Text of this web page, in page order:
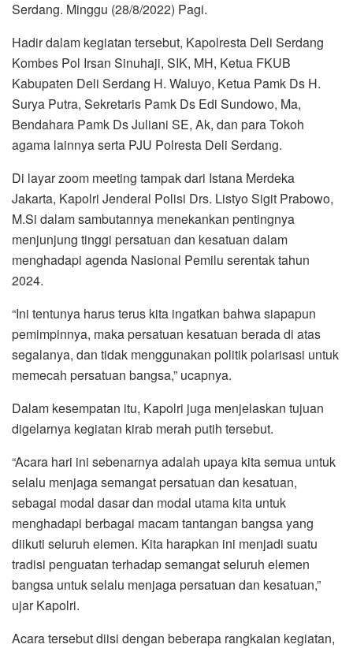
Serdang. Minggu (28/8/2022) Pagi.
Hadir dalam kegiatan tersebut, Kapolresta Deli Serdang
Kombes Pol Irsan Sinuhaji, SIK, MH, Ketua FKUB
Kabupaten Deli Serdang H. Waluyo, Ketua Pamk Ds H.
Surya Putra, Sekretaris Pamk Ds Edi Sundowo, Ma,
Bendahara Pamk Ds Juliani SE, Ak, dan para Tokoh
agama lainnya serta PJU Polresta Deli Serdang.
Di layar zoom meeting tampak dari Istana Merdeka
Jakarta, Kapolri Jenderal Polisi Drs. Listyo Sigit Prabowo,
M.Si dalam sambutannya menekankan pentingnya
menjunjung tinggi persatuan dan kesatuan dalam
menghadapi agenda Nasional Pemilu serentak tahun
2024.
“Ini tentunya harus terus kita ingatkan bahwa siapapun
pemimpinnya, maka persatuan kesatuan berada di atas
segalanya, dan tidak menggunakan politik polarisasi untuk
memecah persatuan bangsa,” ucapnya.
Dalam kesempatan itu, Kapolri juga menjelaskan tujuan
digelarnya kegiatan kirab merah putih tersebut.
“Acara hari ini sebenarnya adalah upaya kita semua untuk
selalu menjaga semangat persatuan dan kesatuan,
sebagai modal dasar dan modal utama kita untuk
menghadapi berbagai macam tantangan bangsa yang
diikuti seluruh elemen. Kita harapkan ini menjadi suatu
tradisi penguatan terhadap semangat seluruh elemen
bangsa untuk selalu menjaga persatuan dan kesatuan,”
ujar Kapolri.
Acara tersebut diisi dengan beberapa rangkaian kegiatan,